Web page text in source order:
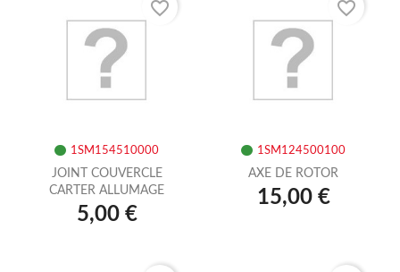
1SM154510000
JOINT COUVERCLE
CARTER ALLUMAGE
5,00 €
favorite_border
1SM124500100
AXE DE ROTOR
15,00 €
favorite_border